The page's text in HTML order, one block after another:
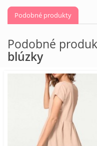
Podobné produkty
Podobné
blúzky